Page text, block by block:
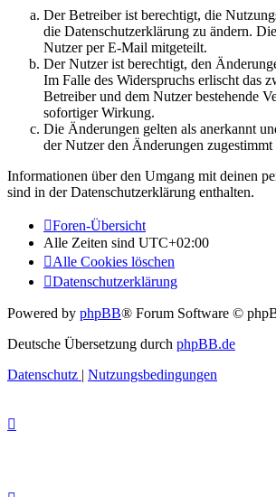
Der Betreiber ist berechtigt, die
die Datenschutzerklärung zu ändern.
Nutzer per E-Mail mitgeteilt.
Der Nutzer ist berechtigt, den
Im Falle des Widerspruchs erlischt das
Betreiber und dem Nutzer bestehende
sofortiger Wirkung.
Die Änderungen gelten als anerkannt
der Nutzer den Änderungen zugestimmt
Informationen über den Umgang mit deinen
sind in der Datenschutzerklärung enthalten.
Foren-Übersicht
Alle Zeiten sind UTC+02:00
Alle Cookies löschen
Datenschutzerklärung
Powered by phpBB® Forum Software ©
Deutsche Übersetzung durch phpBB.de
Datenschutz | Nutzungsbedingungen